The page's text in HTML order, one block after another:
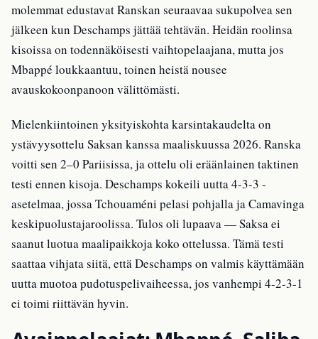
molemmat edustavat Ranskan seuraavaa sukupolvea sen
jälkeen kun Deschamps jättää tehtävän. Heidän roolinsa
kisoissa on todennäköisesti vaihtopelaajana, mutta jos
Mbappé loukkaantuu, toinen heistä nousee
avauskokoonpanoon välittömästi.
Mielenkiintoinen yksityiskohta karsintakaudelta on
ystävyysottelu Saksan kanssa maaliskuussa 2026. Ranska
voitti sen 2–0 Pariisissa, ja ottelu oli eräänlainen taktinen
testi ennen kisoja. Deschamps kokeili uutta 4-3-3 -
asetelmaa, jossa Tchouaméni pelasi pohjalla ja Camavinga
keskipuolustajaroolissa. Tulos oli lupaava — Saksa ei
saanut luotua maalipaikkoja koko ottelussa. Tämä testi
saattaa vihjata siitä, että Deschamps on valmis käyttämään
uutta muotoa pudotuspelivaiheessa, jos vanhempi 4-2-3-1
ei toimi riittävän hyvin.